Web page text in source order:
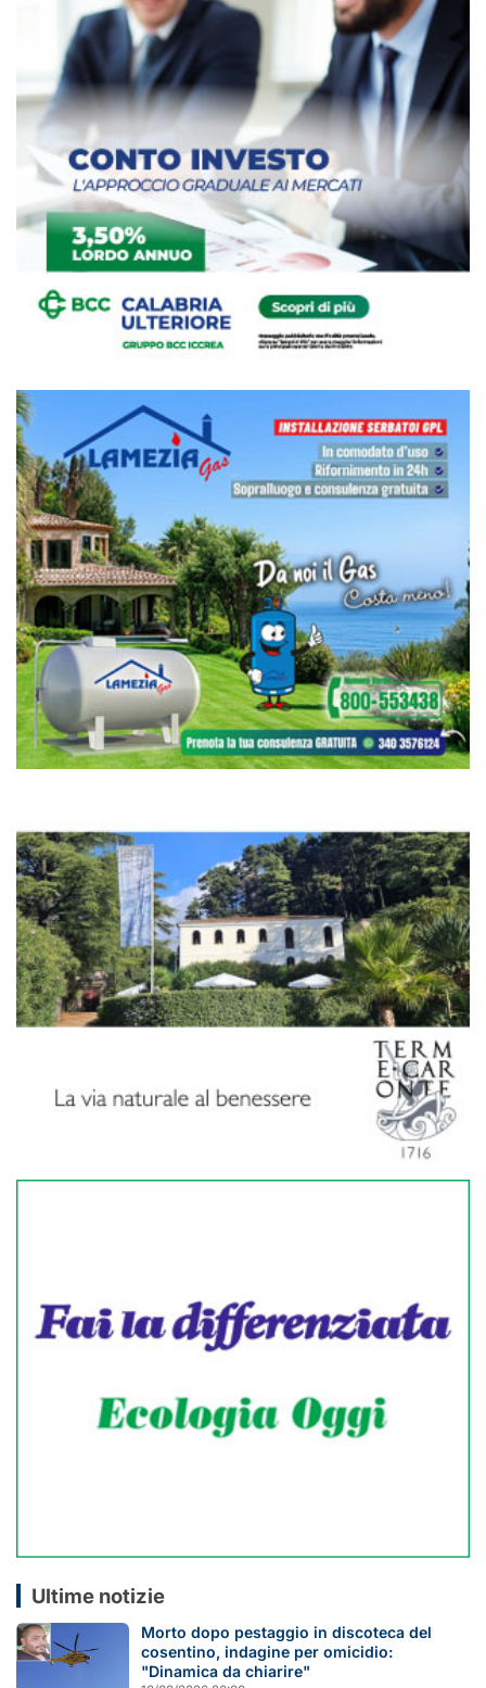
Ultime notizie
Morto dopo pestaggio in discoteca del
cosentino, indagine per omicidio:
"Dinamica da chiarire"